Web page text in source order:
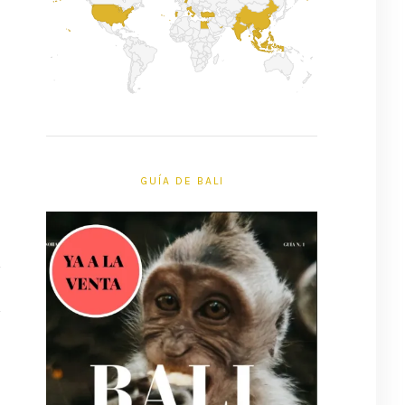
GUÍA DE BALI